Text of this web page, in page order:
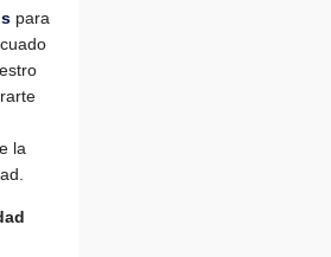
para
la